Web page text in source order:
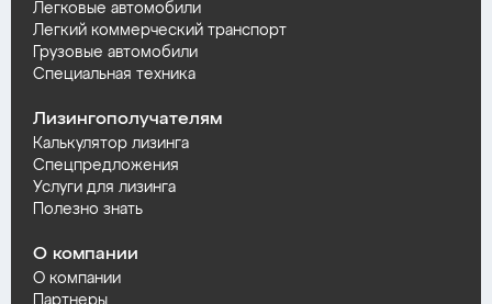
Легковые автомобили
Легкий коммерческий транспорт
Грузовые автомобили
Специальная техника
Лизингополучателям
Калькулятор лизинга
Спецпредложения
Услуги для лизинга
Полезно знать
О компании
О компании
Партнеры